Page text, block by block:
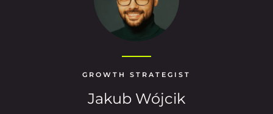
GROWTH STRATEGIST
Jakub Wójcik